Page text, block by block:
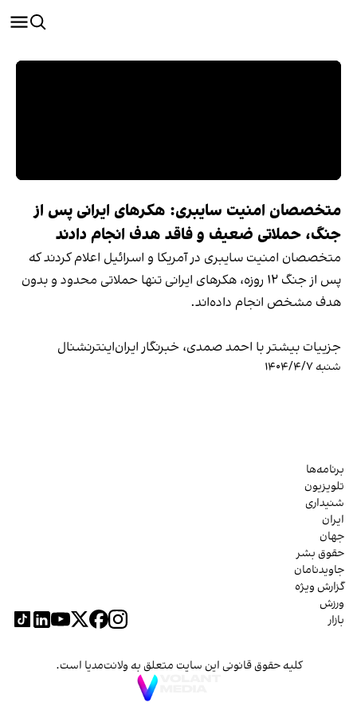
متخصصان امنیت سایبری: هکرهای ایرانی پس از
جنگ، حملاتی ضعیف و فاقد هدف انجام دادند
متخصصان امنیت سایبری در آمریکا و اسرائیل اعلام کردند که
پس از جنگ ۱۲ روزه، هکرهای ایرانی تنها حملاتی محدود و بدون
هدف مشخص انجام داده‌اند.
جزییات بیشتر با احمد صمدی، خبرنگار ایران‌اینترنشنال
شنبه ۱۴۰۴/۴/۷
برنامه‌ها
تلویزیون
شنیداری
ایران
جهان
حقوق بشر
جاویدنامان
گزارش ویژه
ورزش
بازار
کلیه حقوق قانونی این سایت متعلق به ولانت‌مدیا است.